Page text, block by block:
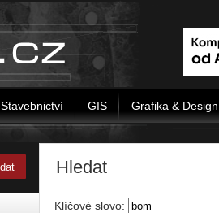
Stavebnictví GIS Grafika & Design
Hledat
Klíčové slovo: